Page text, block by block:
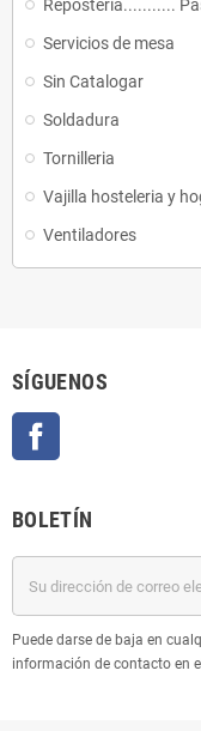
Reposteria...........
Servicios de mesa
Sin Catalogar
Soldadura
Tornilleria
Vajilla hosteleria y
Ventiladores
SÍGUENOS
BOLETÍN
Puede darse de baja en
información de contacto en